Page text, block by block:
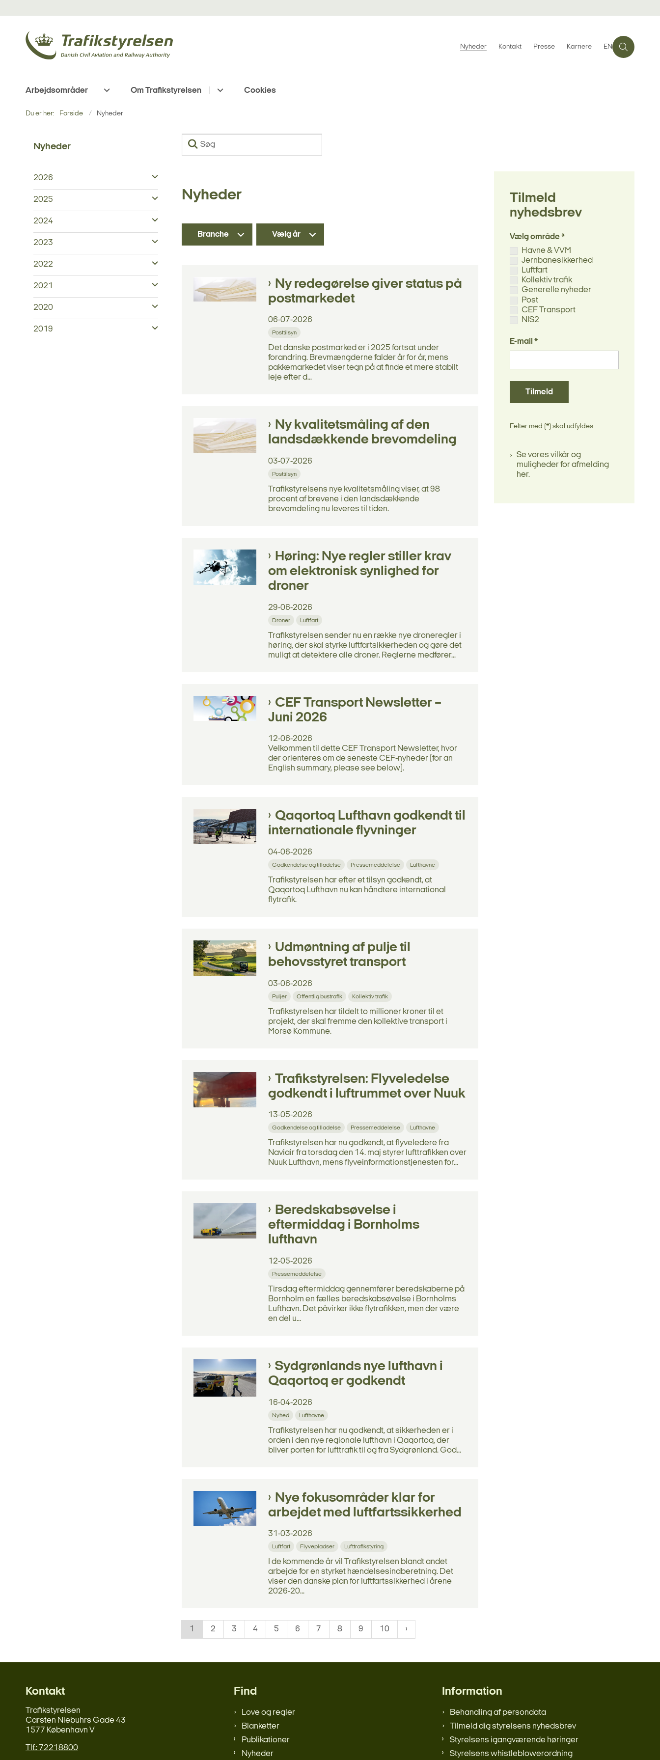
Nyheder Kontakt Presse Karriere EN
Arbejdsområder Om Trafikstyrelsen Cookies
Du er her: Forside Nyheder
Nyheder
2026
2025
2024
2023
2022
2021
2020
2019
Nyheder
Branche Vælg år
Ny redegørelse giver status på
postmarkedet
06-07-2026
Posttilsyn
Det danske postmarked er i 2025 fortsat under
forandring. Brevmængderne falder år for år, mens
pakkemarkedet viser tegn på at finde et mere stabilt
leje efter d...
Ny kvalitetsmåling af den
landsdækkende brevomdeling
03-07-2026
Posttilsyn
Trafikstyrelsens nye kvalitetsmåling viser, at 98
procent af brevene i den landsdækkende
brevomdeling nu leveres til tiden.
Høring: Nye regler stiller krav
om elektronisk synlighed for
droner
29-06-2026
Droner Luftfart
Trafikstyrelsen sender nu en række nye droneregler i
høring, der skal styrke luftfartsikkerheden og gøre det
muligt at detektere alle droner. Reglerne medfører...
CEF Transport Newsletter –
Juni 2026
12-06-2026
Velkommen til dette CEF Transport Newsletter, hvor
der orienteres om de seneste CEF-nyheder (for an
English summary, please see below).
Qaqortoq Lufthavn godkendt til
internationale flyvninger
04-06-2026
Godkendelse og tilladelse Pressemeddelelse Lufthavne
Trafikstyrelsen har efter et tilsyn godkendt, at
Qaqortoq Lufthavn nu kan håndtere international
flytrafik.
Udmøntning af pulje til
behovsstyret transport
03-06-2026
Puljer Offentlig bustrafik Kollektiv trafik
Trafikstyrelsen har tildelt to millioner kroner til et
projekt, der skal fremme den kollektive transport i
Morsø Kommune.
Trafikstyrelsen: Flyveledelse
godkendt i luftrummet over Nuuk
13-05-2026
Godkendelse og tilladelse Pressemeddelelse Lufthavne
Trafikstyrelsen har nu godkendt, at flyveledere fra
Naviair fra torsdag den 14. maj styrer lufttrafikken over
Nuuk Lufthavn, mens flyveinformationstjenesten for...
Beredskabsøvelse i
eftermiddag i Bornholms
lufthavn
12-05-2026
Pressemeddelelse
Tirsdag eftermiddag gennemfører beredskaberne på
Bornholm en fælles beredskabsøvelse i Bornholms
Lufthavn. Det påvirker ikke flytrafikken, men der være
en del u...
Sydgrønlands nye lufthavn i
Qaqortoq er godkendt
16-04-2026
Nyhed Lufthavne
Trafikstyrelsen har nu godkendt, at sikkerheden er i
orden i den nye regionale lufthavn i Qaqortoq, der
bliver porten for lufttrafik til og fra Sydgrønland. God...
Nye fokusområder klar for
arbejdet med luftfartssikkerhed
31-03-2026
Luftfart Flyvepladser Lufttrafikstyring
I de kommende år vil Trafikstyrelsen blandt andet
arbejde for en styrket hændelsesindberetning. Det
viser den danske plan for luftfartssikkerhed i årene
2026-20...
1 2 3 4 5 6 7 8 9 10
Tilmeld
nyhedsbrev
Vælg område *
Havne & VVM
Jernbanesikkerhed
Luftfart
Kollektiv trafik
Generelle nyheder
Post
CEF Transport
NIS2
E-mail *
Tilmeld
Felter med (*) skal udfyldes
Se vores vilkår og
muligheder for afmelding
her.
Kontakt
Trafikstyrelsen
Carsten Niebuhrs Gade 43
1577 København V
Tlf.: 72218800
Find
Love og regler
Blanketter
Publikationer
Nyheder
Information
Behandling af persondata
Tilmeld dig styrelsens nyhedsbrev
Styrelsens igangværende høringer
Styrelsens whistleblowerordning